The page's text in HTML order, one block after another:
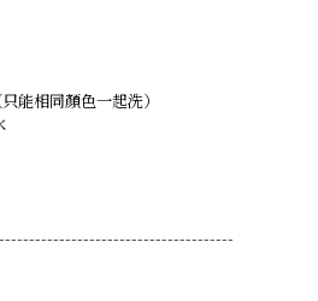
能相同顏色一起洗）